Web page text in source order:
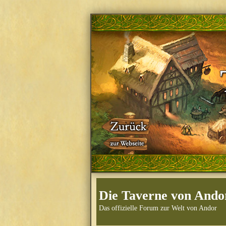
Die Taverne von
Das offizielle Forum zur Welt von Andor